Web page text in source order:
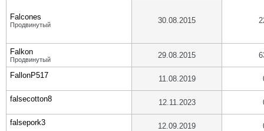
Falcones
Продвинутый 30.08.2015
Falkon
Продвинутый 29.08.2015
FallonP517 11.08.2019
falsecotton8 12.11.2023
falsepork3 12.09.2019